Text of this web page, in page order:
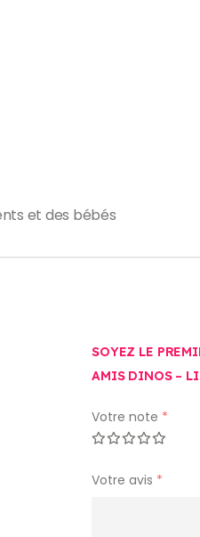
et des bébés
SOYEZ LE
AMIS DINOS –
Votre note *
Votre avis *